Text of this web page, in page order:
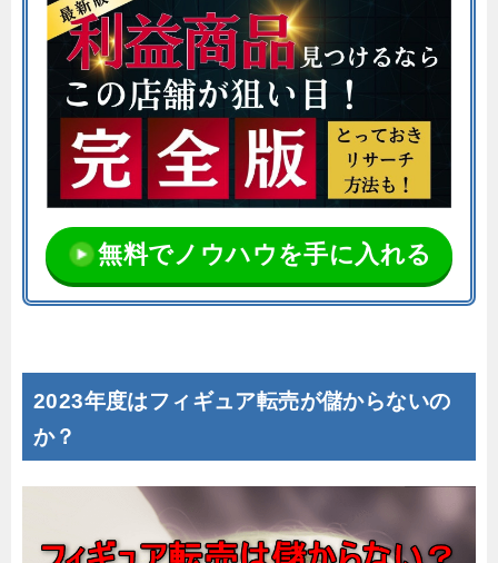
無料でノウハウを手に入れる
2023年度はフィギュア転売が儲からないの
か？